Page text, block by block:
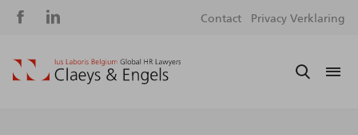
Social
Contact Privacy Verklaring